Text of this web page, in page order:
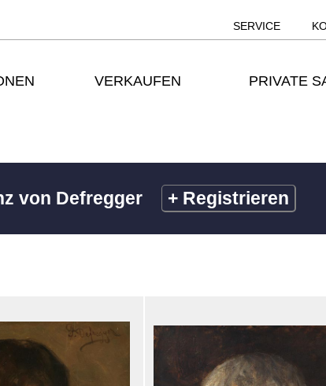
SERVICE
VERKAUFEN PRIVATE
von Defregger + Registrieren